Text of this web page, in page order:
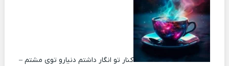
کنار تو انگار داشتم دنیارو توی مشتم –